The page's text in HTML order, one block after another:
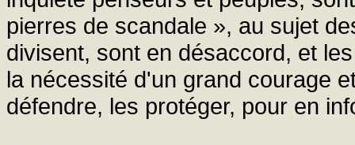
pierres de scandale », au sujet
divisent, sont en désaccord, et
la nécessité d'un grand courage
défendre, les protéger, pour en